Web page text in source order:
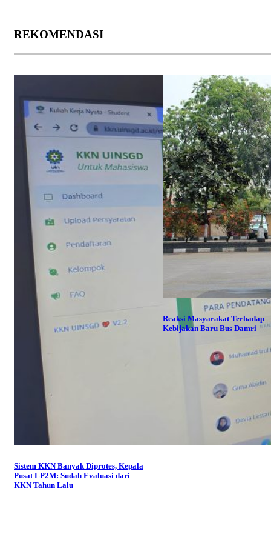
REKOMENDASI
Sistem KKN Banyak Diprotes, Kepala
Pusat LP2M: Sudah Evaluasi dari
KKN Tahun Lalu
Reaksi Masyarakat Terhadap
Kebijakan Baru Bus Damri